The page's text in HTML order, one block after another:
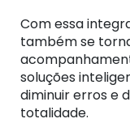
Com essa
também se
soluções
diminuir erros e
totalidade.